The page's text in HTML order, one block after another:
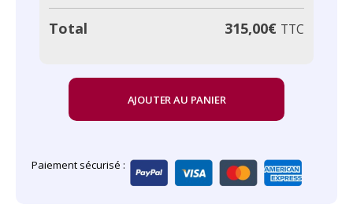
Total 315,00€ TTC
AJOUTER AU PANIER
Paiement sécurisé :